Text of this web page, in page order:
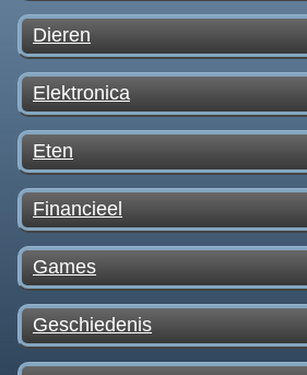
Dieren
Elektronica
Eten
Financieel
Games
Geschiedenis